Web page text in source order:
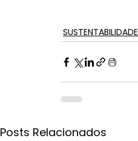
SUSTENTABILIDADE
Posts Relacionados